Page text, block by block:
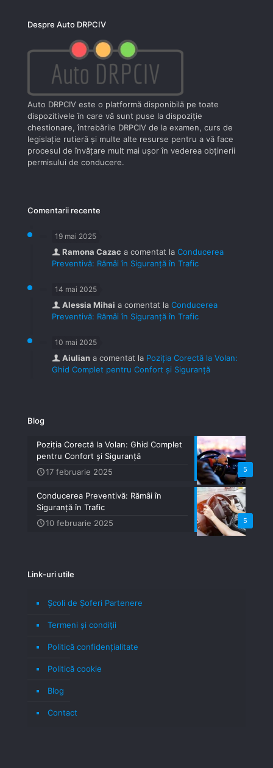
Despre Auto DRPCIV
Auto DRPCIV este o platformă disponibilă pe toate
dispozitivele în care vă sunt puse la dispoziţie
chestionare, întrebările DRPCIV de la examen, curs de
legislaţie rutieră şi multe alte resurse pentru a vă face
procesul de învăţare mult mai uşor în vederea obţinerii
permisului de conducere.
Comentarii recente
19 mai 2025
Ramona Cazac a comentat la Conducerea
Preventivă: Rămâi în Siguranță în Trafic
14 mai 2025
Alessia Mihai a comentat la Conducerea
Preventivă: Rămâi în Siguranță în Trafic
10 mai 2025
Aiulian a comentat la Poziția Corectă la Volan:
Ghid Complet pentru Confort și Siguranță
Blog
5
Poziția Corectă la Volan: Ghid Complet
pentru Confort și Siguranță
17 februarie 2025
5
Conducerea Preventivă: Rămâi în
Siguranță în Trafic
10 februarie 2025
Link-uri utile
Școli de Șoferi Partenere
Termeni şi condiţii
Politică confidenţialitate
Politică cookie
Blog
Contact